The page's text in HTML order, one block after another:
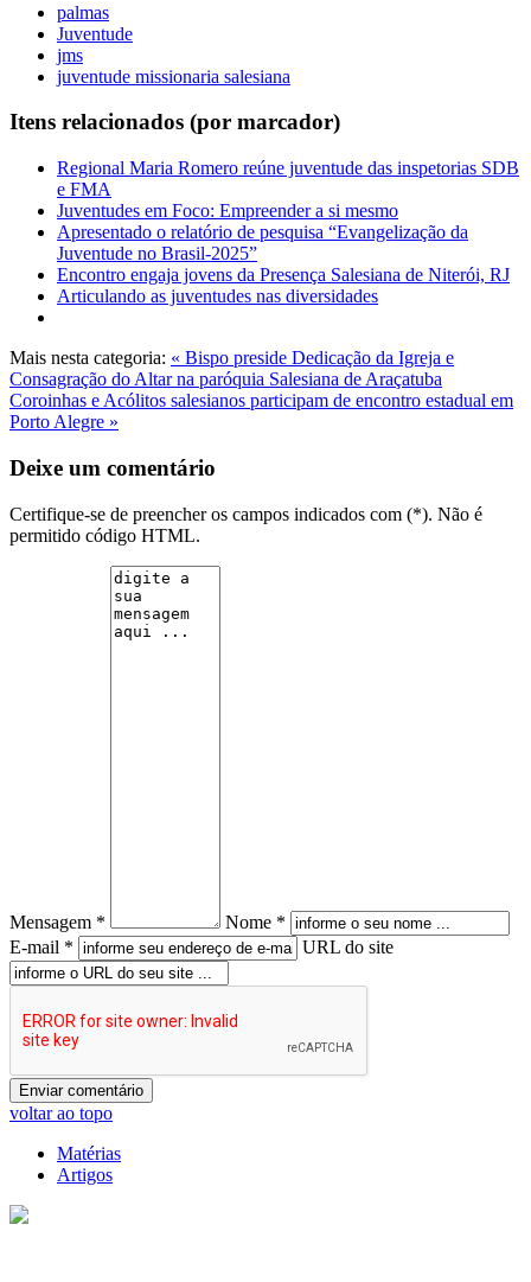
palmas
Juventude
jms
juventude missionaria salesiana
Itens relacionados (por marcador)
Regional Maria Romero reúne juventude das inspetorias SDB
e FMA
Juventudes em Foco: Empreender a si mesmo
Apresentado o relatório de pesquisa “Evangelização da
Juventude no Brasil-2025”
Encontro engaja jovens da Presença Salesiana de Niterói, RJ
Articulando as juventudes nas diversidades
Mais nesta categoria: « Bispo preside Dedicação da Igreja e
Consagração do Altar na paróquia Salesiana de Araçatuba
Coroinhas e Acólitos salesianos participam de encontro estadual em
Porto Alegre »
Deixe um comentário
Certifique-se de preencher os campos indicados com (*). Não é
permitido código HTML.
Mensagem *
Nome *
E-mail *
URL do site
voltar ao topo
Matérias
Artigos